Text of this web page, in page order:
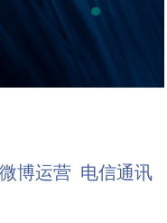
博运营 电信通讯